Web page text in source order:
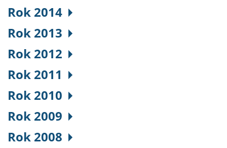
Rok 2014
Rok 2013
Rok 2012
Rok 2011
Rok 2010
Rok 2009
Rok 2008